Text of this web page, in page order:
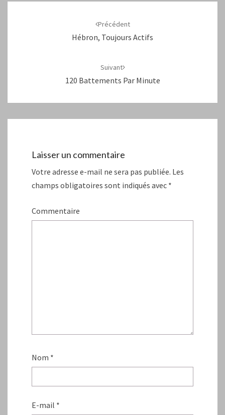
Précédent
Hébron, Toujours Actifs
Suivant
120 Battements Par Minute
Laisser un commentaire
Votre adresse e-mail ne sera pas publiée. Les
champs obligatoires sont indiqués avec *
Commentaire
Nom *
E-mail *